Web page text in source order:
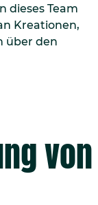
dieses Team
Kreationen,
über den
von